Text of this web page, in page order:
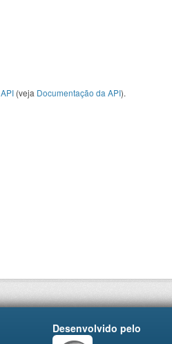
API (veja Documentação da API).
Desenvolvido pelo